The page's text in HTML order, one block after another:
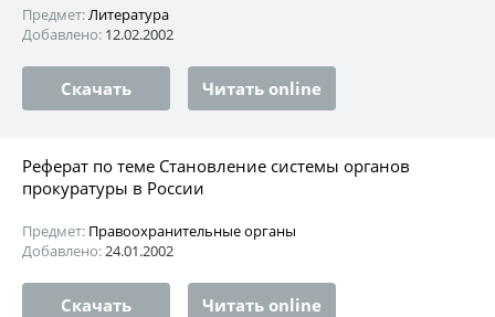
Предмет:Литература
Добавлено: 12.02.2002
Скачать Читать online
Реферат по теме Становление системы органов
прокуратуры в России
Предмет: Правоохранительные органы
Добавлено:24.01.2002
Скачать Читать online